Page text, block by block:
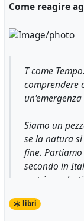
Come reagire
T come
comprendere
Siamo un
se la natura
fine.
secondo in
metri
l’acqua,
libri